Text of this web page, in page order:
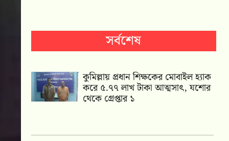
সর্বশেষ
কুমিল্লায় প্রধান শিক্ষকের মোবাইল হ্যাক
করে ৫.৭৭ লাখ টাকা আত্মসাৎ, যশোর
থেকে গ্রেপ্তার ১